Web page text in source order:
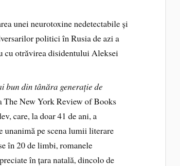
unei neurotoxine nedetectabile și
politici în Rusia de azi a
cu otrăvirea disidentului Aleksei
bun din tânăra generație de
The New York Review of Books
care, la doar 41 de ani, a
unanimă pe scena lumii literare
în 20 de limbi, romanele
în țara natală, dincolo de